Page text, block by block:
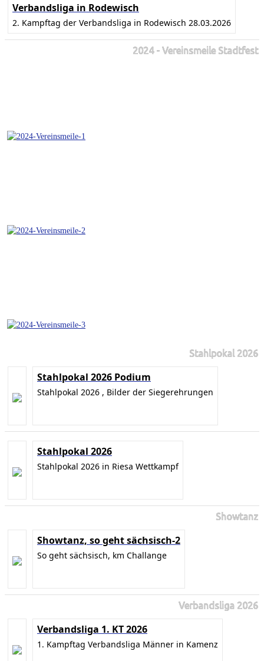
Verbandsliga in Rodewisch
2. Kampftag der Verbandsliga in Rodewisch 28.03.2026
2024 - Vereinsmeile Stadtfest
Stahlpokal 2026
Stahlpokal 2026 Podium
Stahlpokal 2026 , Bilder der Siegerehrungen
Stahlpokal 2026
Stahlpokal 2026 in Riesa Wettkampf
Showtanz
Showtanz, so geht sächsisch-2
So geht sächsisch, km Challange
Verbandsliga 2026
Verbandsliga 1. KT 2026
1. Kampftag Verbandsliga Männer in Kamenz